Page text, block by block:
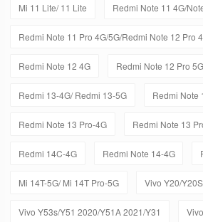
Mi 11 Lite/ 11 Lite Redmi Note 11 4G/
Redmi Note 11 Pro 4G/5G/Redmi Note 12 Pro
Redmi Note 12 4G Redmi Note 12 Pro 5G
Redmi 13-4G/ Redmi 13-5G Redmi Note
Redmi Note 13 Pro-4G Redmi Note 13
Redmi 14C-4G Redmi Note 14-4G
Mi 14T-5G/ Mi 14T Pro-5G Vivo Y20/
Vivo Y53s/Y51 2020/Y51A 2021/Y31